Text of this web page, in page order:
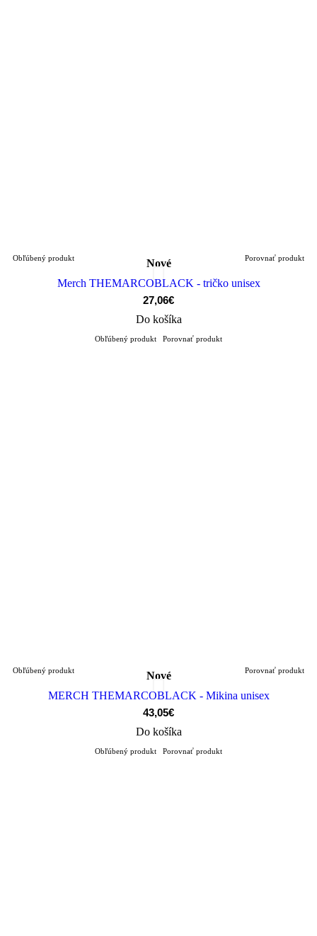
Nové
Obľúbený produkt Porovnať produkt
Merch THEMARCOBLACK - tričko unisex
27,06€
Do košíka
Obľúbený produkt Porovnať produkt
Nové
Obľúbený produkt Porovnať produkt
MERCH THEMARCOBLACK - Mikina unisex
43,05€
Do košíka
Obľúbený produkt Porovnať produkt